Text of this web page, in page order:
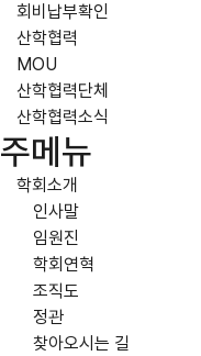
회비납부확인
산학협력
MOU
산학협력단체
산학협력소식
주메뉴
학회소개
인사말
임원진
학회연혁
조직도
정관
찾아오시는 길